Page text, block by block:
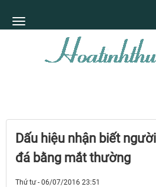
Dấu hiệu nhận biết
đá bằng mắt thường
Thứ tư - 06/07/2016 23:51